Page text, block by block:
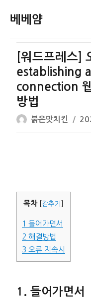
베베얌
[워드프레스]
establishing
connection
방법
글
쓴
붉은맛치킨
작
성
목차 감추기
1 들어가면서
2 해결방법
3 오류 지속시
들어가면서